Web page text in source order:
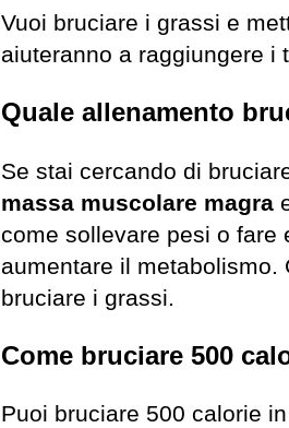
Vuoi bruciare i grassi e
aiuteranno a raggiungere i
Quale allenamento
Se stai cercando di
massa muscolare magra
come sollevare pesi o fare
aumentare il
bruciare i grassi.
Come bruciare 500
Puoi bruciare 500 calorie